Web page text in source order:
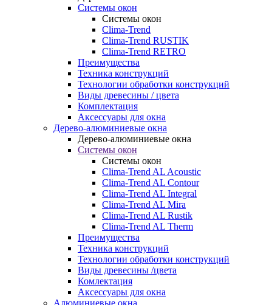
Системы окон
Системы окон
Clima-Trend
Clima-Trend RUSTIK
Clima-Trend RETRO
Преимущества
Техника конструкций
Технологии обработки конструкций
Виды древесины / цвета
Комплектация
Аксессуары для окна
Дерево-алюминиевые окна
Дерево-алюминиевые окна
Системы окон
Системы окон
Clima-Trend AL Acoustic
Clima-Trend AL Contour
Clima-Trend AL Integral
Clima-Trend AL Mira
Clima-Trend AL Rustik
Clima-Trend AL Therm
Преимущества
Техника конструкций
Технологии обработки конструкций
Виды древесины /цвета
Комлектация
Аксессуары для окна
Алюминиевые окна